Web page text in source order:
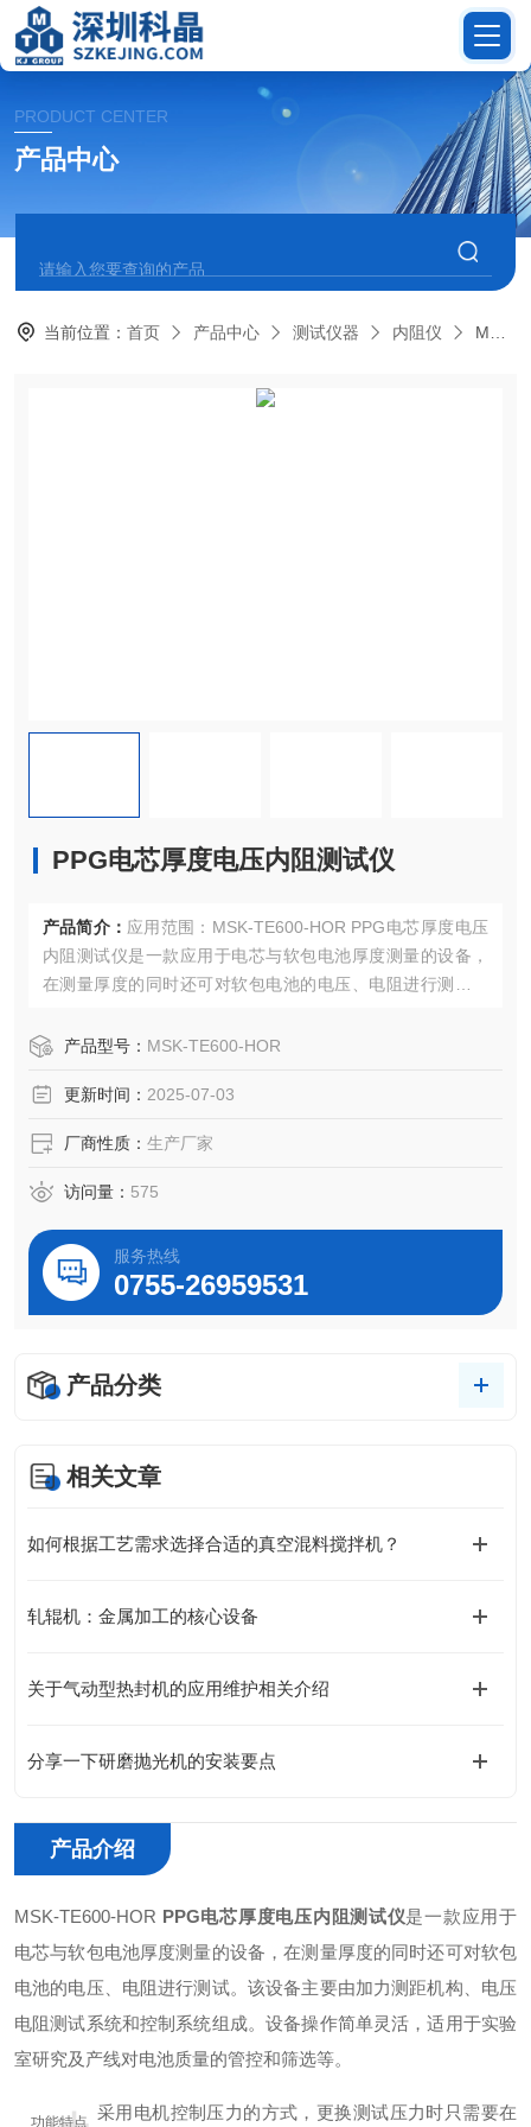
PRODUCT CENTER
产品中心
当前位置：首页 产品中心 测试仪器 内阻仪 MSK-TE600-HORPPG电芯厚度电压内阻测试仪
PPG电芯厚度电压内阻测试仪
产品简介： 应用范围：MSK-TE600-HOR PPG电芯厚度电压
内阻测试仪是一款应用于电芯与软包电池厚度测量的设备，
在测量厚度的同时还可对软包电池的电压、电阻进行测试。
组成。设备操作简单灵活，适用于实验室研究及产线对电池
产品型号： MSK-TE600-HOR
更新时间： 2025-07-03
厂商性质： 生产厂家
访问量： 575
服务热线
0755-26959531
产品分类
相关文章
如何根据工艺需求选择合适的真空混料搅拌机？
轧辊机：金属加工的核心设备
关于气动型热封机的应用维护相关介绍
分享一下研磨抛光机的安装要点
产品介绍
MSK-TE600-HOR PPG电芯厚度电压内阻测试仪是一款应用于
电芯与软包电池厚度测量的设备，在测量厚度的同时还可对软包
电池的电压、电阻进行测试。该设备主要由加力测距机构、电压
电阻测试系统和控制系统组成。设备操作简单灵活，适用于实验
室研究及产线对电池质量的管控和筛选等。
功能特点 采用电机控制压力的方式，更换测试压力时只需要在